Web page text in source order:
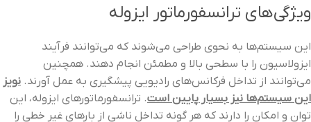
ویژگی‌های ترانسفورماتور ایزوله
این سیستم‌ها به‌ نحوی طراحی می‌شوند که می‌توانند فرآیند
ایزولاسیون را با سطحی بالا و مطمئن انجام دهند. همچنین
می‌توانند از تداخل فرکانس‌های رادیویی پیشگیری به عمل آورند. نویز
این سیستم‌ها نیز بسیار پایین است. ترانسفورماتورهای ایزوله، این
توان و امکان را دارند که هر گونه تداخل ناشی از بارهای غیر خطی را